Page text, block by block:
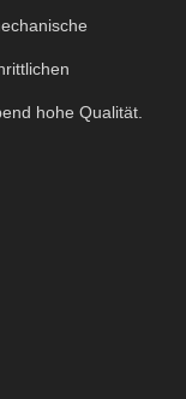
hohe Qualität.